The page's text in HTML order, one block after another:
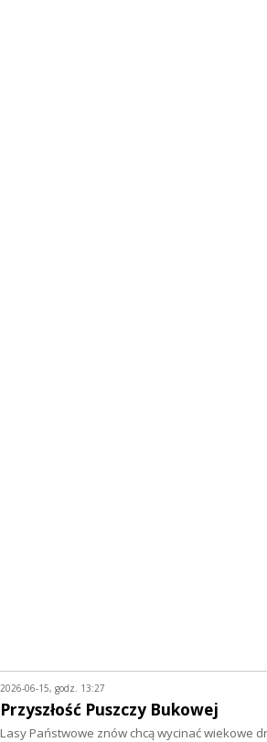
2026-06-15, godz. 13:27
Przyszłość Puszczy Bukowej
Lasy Państwowe znów chcą wycinać wiekowe